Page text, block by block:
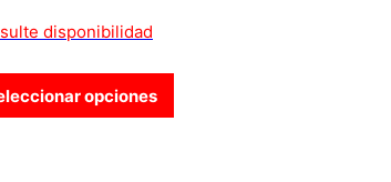
disponibilidad
opciones
de producto